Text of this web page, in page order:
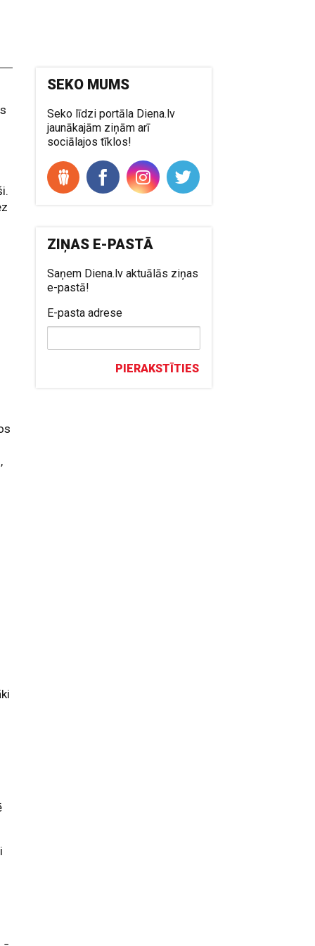
SEKO MUMS
Seko līdzi portāla Diena.lv
jaunākajām ziņām arī
sociālajos tīklos!
ZIŅAS E-PASTĀ
Saņem Diena.lv aktuālās ziņas
e-pastā!
E-pasta adrese
PIERAKSTĪTIES